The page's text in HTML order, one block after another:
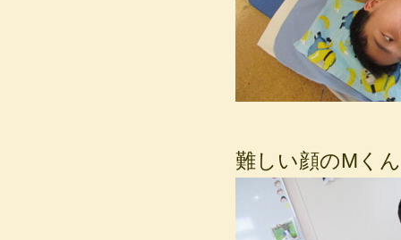
難しい顔のMく